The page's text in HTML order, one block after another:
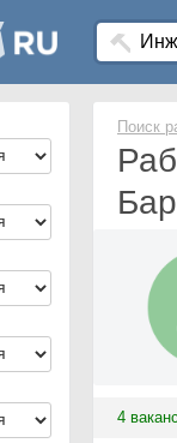
Поиск
4